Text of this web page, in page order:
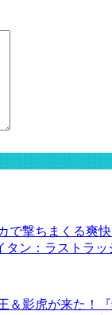
で撃ちまくる爽
タン：ラストラッ
＆影虎が来た！『